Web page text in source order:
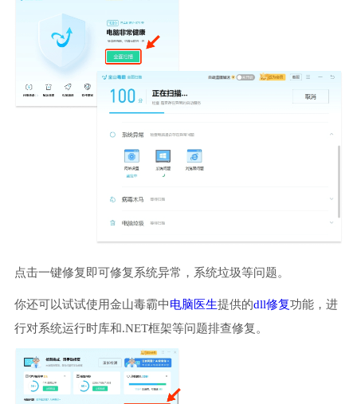
点击一键修复即可修复系统异常，系统垃圾等问题。
你还可以试试使用金山毒霸中电脑医生提供的dll修复功能，进
行对系统运行时库和.NET框架等问题排查修复。